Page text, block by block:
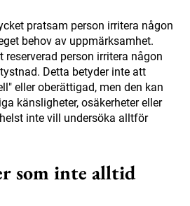
pratsam person irritera någon
behov av uppmärksamhet.
reserverad person irritera någon
Detta betyder inte att
eller oberättigad, men den kan
känsligheter, osäkerheter eller
inte vill undersöka alltför
som inte alltid